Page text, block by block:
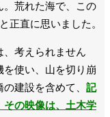
。荒れた海で、この
正直に思いました。
、考えられません
を使い、山を切り崩
建設を含めて、 記
その映像は、土木学